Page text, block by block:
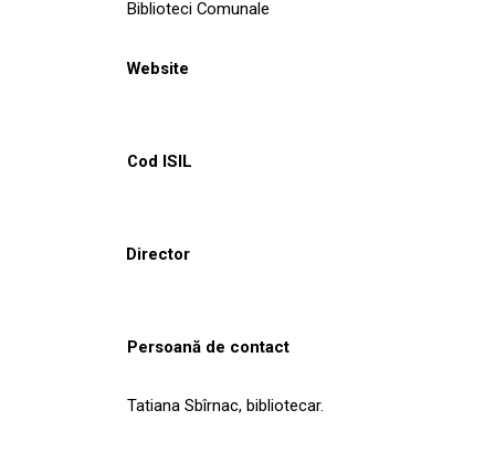
Biblioteci Comunale
Website
Cod ISIL
Director
Persoană de contact
Tatiana Sbîrnac, bibliotecar.